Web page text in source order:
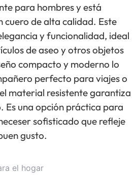
para hombres y está
cuero de alta calidad. Este
y funcionalidad, ideal
de aseo y otros objetos
compacto y moderno lo
perfecto para viajes o
material resistente garantiza
Es una opción práctica para
sofisticado que refleje
gusto.
el hogar